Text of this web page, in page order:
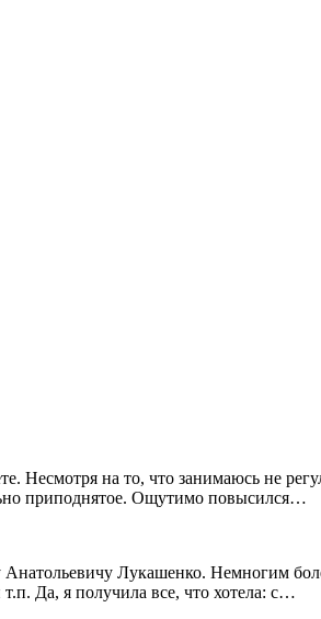
Несмотря на то, что занимаюсь не
приподнятое. Ощутимо повысился…
Анатольевичу Лукашенко. Немногим
Да, я получила все, что хотела: с…